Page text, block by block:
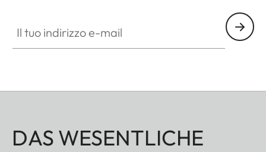
DAS WESENTLICHE